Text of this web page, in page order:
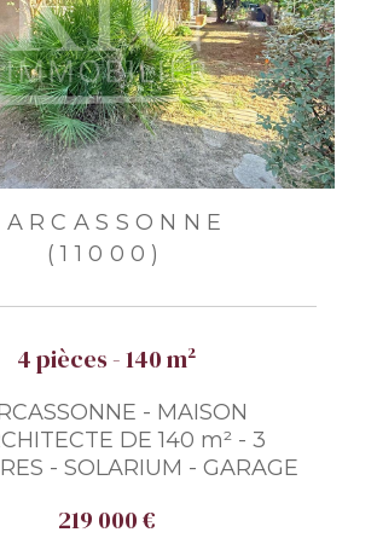
(11000)
4 pièces - 140 m²
- MAISON
DE 140 m² - 3
- SOLARIUM - GARAGE
219 000 €